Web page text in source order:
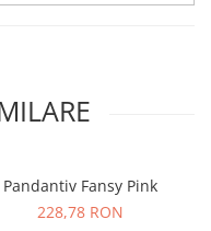
Pandantiv Fansy Pink
228,78 RON